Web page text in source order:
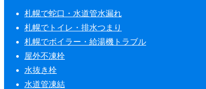
札幌で蛇口・水道管水漏れ
札幌でトイレ・排水つまり
札幌でボイラー・給湯機トラブル
屋外不凍栓
水抜き栓
水道管凍結